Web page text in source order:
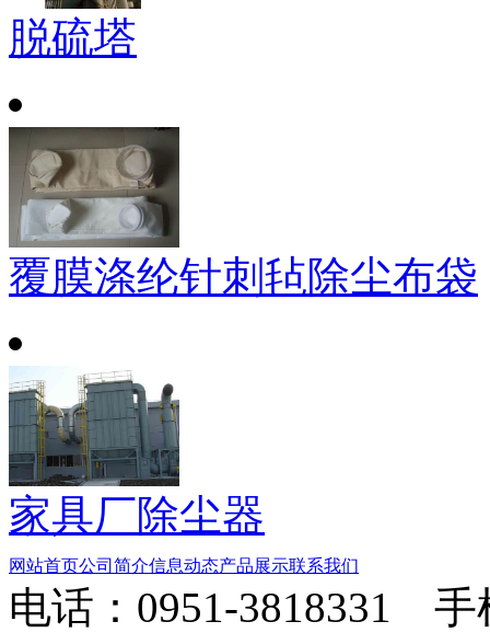
脱硫塔
覆膜涤纶针刺毡除尘布袋
家具厂除尘器
网站首页公司简介信息动态产品展示联系我们
电话：0951-3818331 手